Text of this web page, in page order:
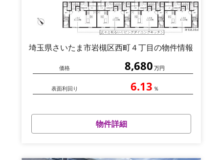
埼玉県さいたま市岩槻区西町４丁目の物件情報
価格 8,680 万円
表面利回り 6.13 ％
物件詳細